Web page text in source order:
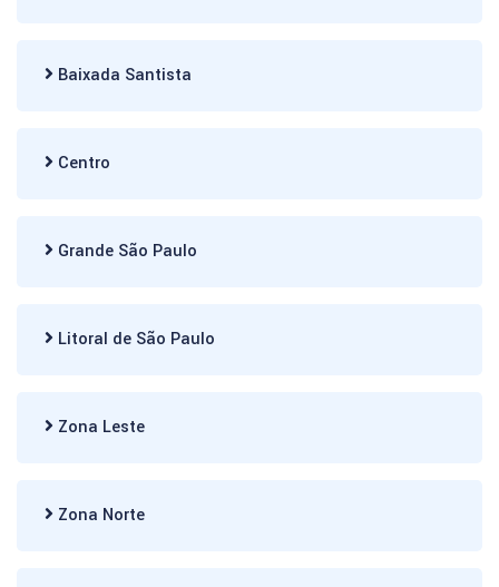
Baixada Santista
Centro
Grande São Paulo
Litoral de São Paulo
Zona Leste
Zona Norte